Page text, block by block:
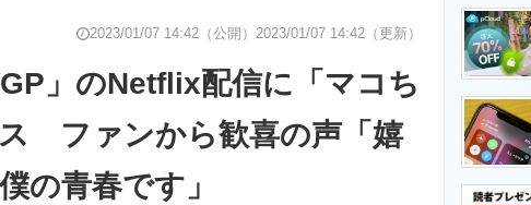
経営リーダーのコミュニティ
総合サイト IT製品の技術・比較・事例 製造業のIT導入・活用を支援
2023/01/07 14:42（公開） 2023/01/07 14:42（更新）
」のNetflix配信に「マコち
ファンから歓喜の声「嬉
の青春です」